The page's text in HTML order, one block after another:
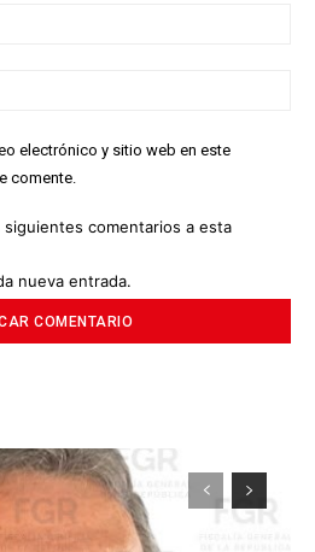
electrónico y sitio web en este
comente.
siguientes comentarios a esta
nueva entrada.